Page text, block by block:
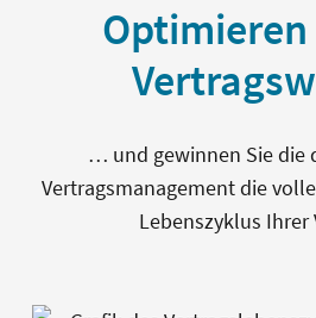
Optimieren
… und gewinnen Sie die
Vertragsmanagement die
Lebenszyklus Ihrer